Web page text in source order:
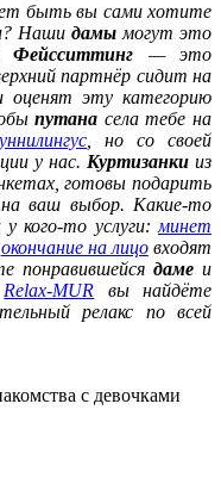
быть вы сами хотите
Наши дамы могут это
Фейсситтинг — это
партнёр сидит на
оценят эту категорию
путана села тебе на
, но со своей
у нас. Куртизанки из
готовы подарить
на ваш выбор. Какие-то
кого-то услуги:минет
окончание на лицовходят
понравившейся даме и
Relax-MUR вы найдёте
релакс по всей
с девочками